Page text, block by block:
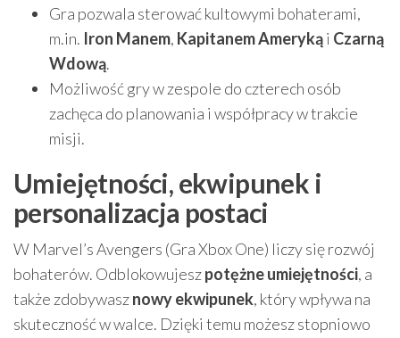
Gra pozwala sterować kultowymi bohaterami,
m.in. Iron Manem, Kapitanem Amerykąi Czarną
Wdową.
Możliwość gry w zespole do czterech osób
zachęca do planowania i współpracy w trakcie
misji.
Umiejętności, ekwipunek i
personalizacja postaci
W Marvel’s Avengers (Gra Xbox One) liczy się rozwój
bohaterów. Odblokowujeszpotężne umiejętności, a
także zdobywasznowy ekwipunek, który wpływa na
skuteczność w walce. Dzięki temu możesz stopniowo